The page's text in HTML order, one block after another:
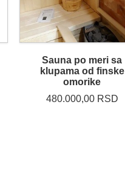
Sauna po meri sa
klupama od finske
omorike
480.000,00 RSD